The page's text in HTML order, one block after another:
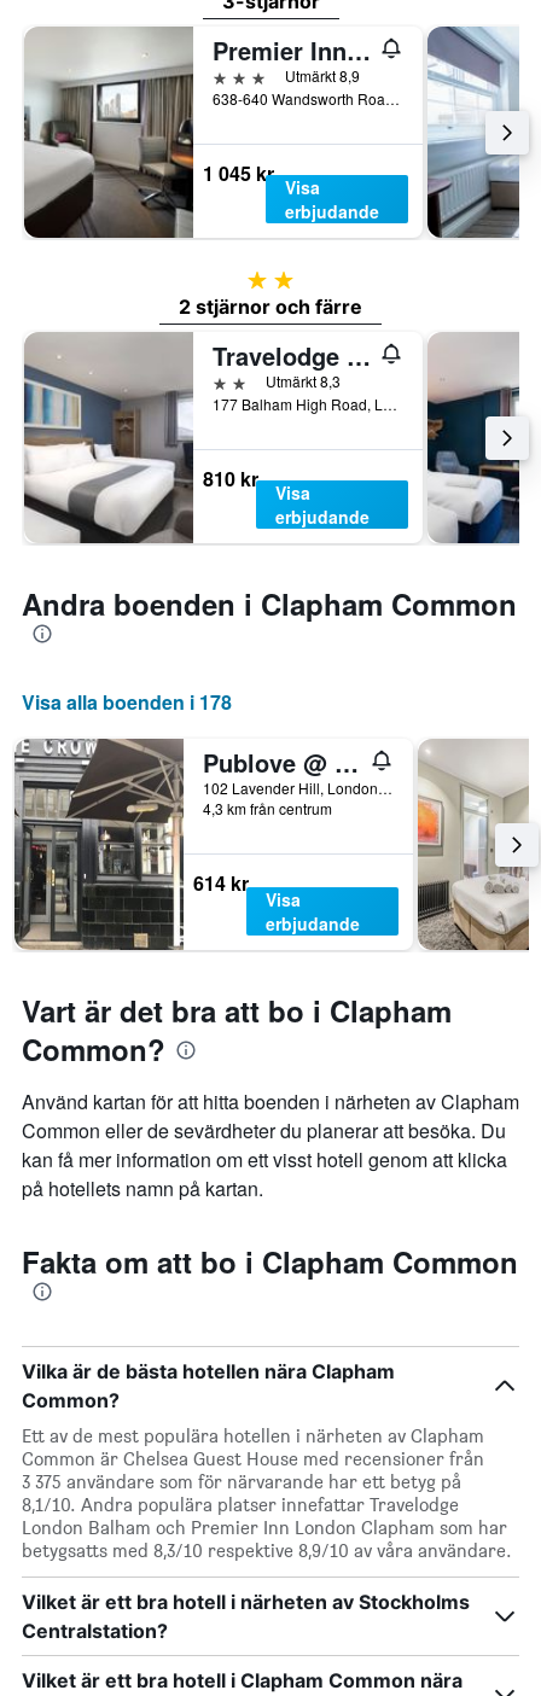
Premier Inn London Clapham
3 stjärnorUtmärkt 8,9
638-640 Wandsworth Road, London, Storbritannien
1 045 kr
Visa
erbjudande
2 stjärnor
2 stjärnor och färre
Travelodge London Balham
2 stjärnorUtmärkt 8,3
177 Balham High Road, London, Storbritannien
810 kr
Visa
erbjudande
Andra boenden i Clapham Common
Visa alla boenden i 178
Publove @ The Crown, Battersea - Hostel
102 Lavender Hill, London, Storbritannien
4,3 km från centrum
614 kr
Visa
erbjudande
Vart är det bra att bo i Clapham
Common?
Använd kartan för att hitta boenden i närheten av Clapham
Common eller de sevärdheter du planerar att besöka. Du
kan få mer information om ett visst hotell genom att klicka
på hotellets namn på kartan.
Fakta om att bo i Clapham Common
Vilka är de bästa hotellen nära Clapham
Common?
Ett av de mest populära hotellen i närheten av Clapham
Common är Chelsea Guest House med recensioner från
3 375 användare som för närvarande har ett betyg på
8,1/10. Andra populära platser innefattar Travelodge
London Balham och Premier Inn London Clapham som har
betygsatts med 8,3/10 respektive 8,9/10 av våra användare.
Vilket är ett bra hotell i närheten av Stockholms
Centralstation?
Vilket är ett bra hotell i Clapham Common nära